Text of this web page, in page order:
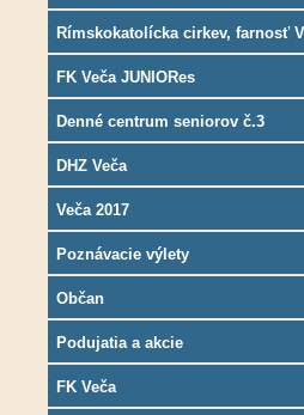
Rímskokatolícka cirkev, farnosť
FK Veča JUNIORes
Denné centrum seniorov č.3
DHZ Veča
Veča 2017
Poznávacie výlety
Občan
Podujatia a akcie
FK Veča